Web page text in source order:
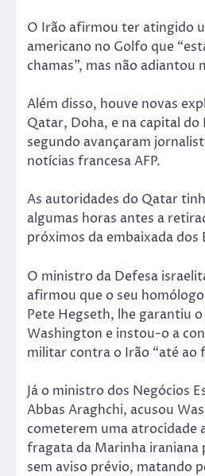
O Irão afirmou ter atingido
americano no Golfo que
chamas”, mas não adiantou
Além disso, houve novas
Qatar, Doha, e na capital do
segundo avançaram
notícias francesa AFP.
As autoridades do Qatar
algumas horas antes a
próximos da embaixada dos
O ministro da Defesa
afirmou que o seu
Pete Hegseth, lhe garantiu
Washington e instou-o a
militar contra o Irão “até ao
Já o ministro dos Negócios
Abbas Araghchi, acusou
cometerem uma atrocidade
fragata da Marinha iraniana
sem aviso prévio, matando